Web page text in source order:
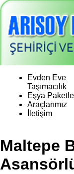
Evden Eve
Taşımacılık
Eşya
Araçlarımız
İletişim
Maltepe